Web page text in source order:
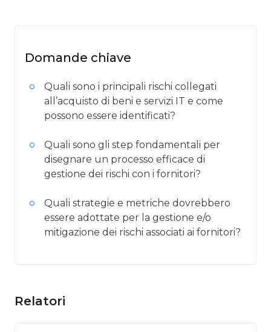
Domande chiave
Quali sono i principali rischi collegati
all’acquisto di beni e servizi IT e come
possono essere identificati?
Quali sono gli step fondamentali per
disegnare un processo efficace di
gestione dei rischi con i fornitori?
Quali strategie e metriche dovrebbero
essere adottate per la gestione e/o
mitigazione dei rischi associati ai fornitori?
Relatori